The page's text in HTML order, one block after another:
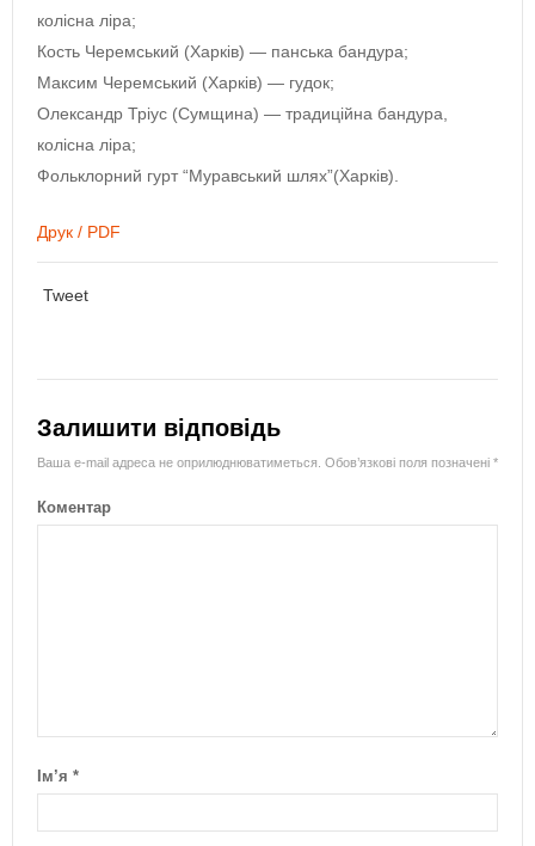
колісна ліра;
Кость Черемський (Харків) — панська бандура;
Максим Черемський (Харків) — гудок;
Олександр Тріус (Сумщина) — традиційна бандура,
колісна ліра;
Фольклорний гурт “Муравський шлях”(Харків).
Друк / PDF
Tweet
Залишити відповідь
Ваша e-mail адреса не оприлюднюватиметься. Обов’язкові поля позначені *
Коментар
Ім’я *